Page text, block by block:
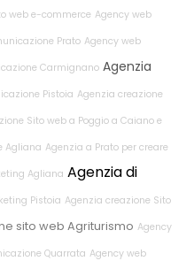
web e-commerce Agency web
Prato Agency web
Carmignano Agenzia
Pistoia Agenzia creazione
Sito web a Poggio a Caiano e
Agliana Agenzia a Prato per creare
Agliana Agenzia di
Pistoia Agenzia creazione Sito
sito web Agriturismo Agency
Quarrata Agency web